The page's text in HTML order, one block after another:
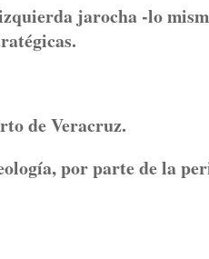
jarocha -lo
de Veracruz.
por parte de la